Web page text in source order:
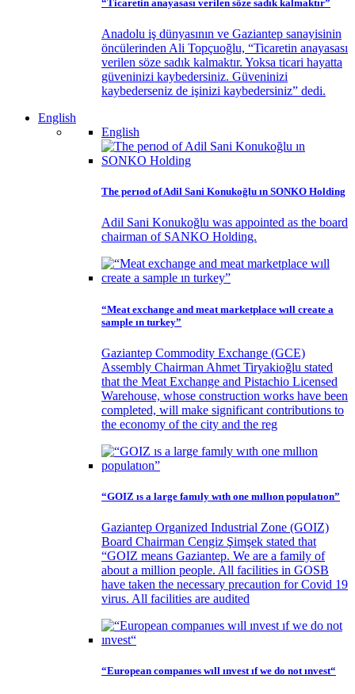
“Ticaretin anayasası verilen söze sadık kalmaktır”
Anadolu iş dünyasının ve Gaziantep sanayisinin
öncülerinden Ali Topçuoğlu, “Ticaretin anayasası
verilen söze sadık kalmaktır. Yoksa ticari hayatta
güveninizi kaybedersiniz. Güveninizi
kaybederseniz de işinizi kaybedersiniz” dedi.
English
English
The perıod of Adil Sani Konukoğlu ın SONKO Holding
Adil Sani Konukoğlu was appointed as the board
chairman of SANKO Holding.
“Meat exchange and meat marketplace wıll create a
sample ın turkey”
Gaziantep Commodity Exchange (GCE)
Assembly Chairman Ahmet Tiryakioğlu stated
that the Meat Exchange and Pistachio Licensed
Warehouse, whose construction works have been
completed, will make significant contributions to
the economy of the city and the reg
“GOIZ ıs a large famıly wıth one mıllıon populatıon”
Gaziantep Organized Industrial Zone (GOIZ)
Board Chairman Cengiz Şimşek stated that
“GOIZ means Gaziantep. We are a family of
about a million people. All facilities in GOSB
have taken the necessary precaution for Covid 19
virus. All facilities are audited
“European companıes wıll ınvest ıf we do not ınvest“